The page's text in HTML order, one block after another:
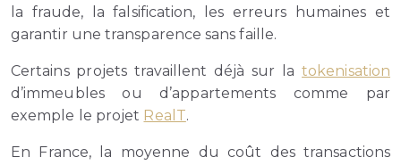
la fraude, la falsification, les erreurs humaines et
garantir une transparence sans faille.
Certains projets travaillent déjà sur latokenisation
d’immeubles ou d’appartements comme par
exemple le projet RealT.
En France, la moyenne du coût des transactions